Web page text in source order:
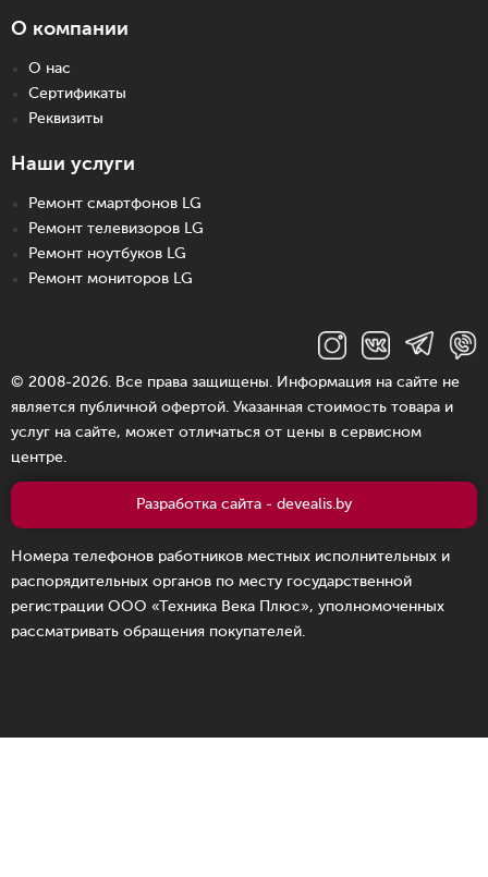
О компании
О нас
Сертификаты
Реквизиты
Наши услуги
Ремонт смартфонов LG
Ремонт телевизоров LG
Ремонт ноутбуков LG
Ремонт мониторов LG
© 2008-2026. Все права защищены. Информация на сайте не
является публичной офертой. Указанная стоимость товара и
услуг на сайте, может отличаться от цены в сервисном
центре.
Разработка сайта - devealis.by
Номера телефонов работников местных исполнительных и
распорядительных органов по месту государственной
регистрации ООО «Техника Века Плюс», уполномоченных
рассматривать обращения покупателей.